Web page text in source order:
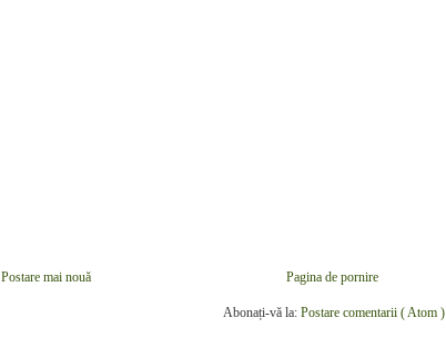
Postare mai nouă Pagina de pornire
Abonați-vă la: Postare comentarii ( Atom )